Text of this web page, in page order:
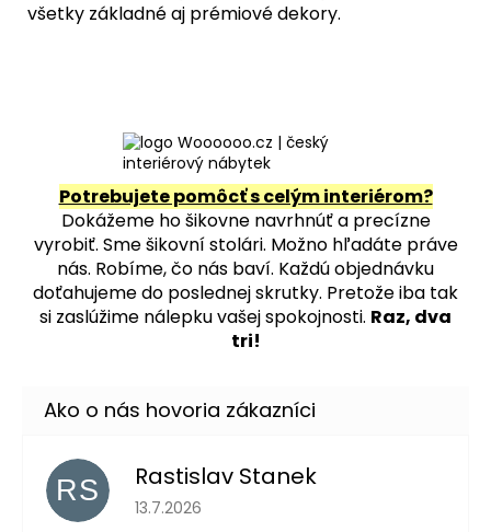
všetky základné aj prémiové dekory.
Potrebujete pomôcť s celým interiérom?
Dokážeme ho šikovne navrhnúť a precízne
vyrobiť. Sme šikovní stolári. Možno hľadáte práve
nás. Robíme, čo nás baví. Každú objednávku
doťahujeme do poslednej skrutky. Pretože iba tak
si zaslúžime nálepku vašej spokojnosti. Raz, dva
tri!
RS Rastislav Stanek
Hodnotenie obchodu je 5 z 5 hviezdičiek.
13.7.2026